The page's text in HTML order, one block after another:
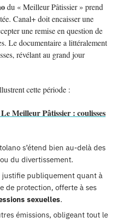
du « Meilleur Pâtissier » prend
Canal+ doit encaisser une
une remise en question de
Le documentaire a littéralement
révélant au grand jour
cette période :
Meilleur Pâtissier : coulisses
s’étend bien au-delà des
du divertissement.
justifie publiquement quant à
de protection, offerte à ses
sexuelles.
émissions, obligeant tout le